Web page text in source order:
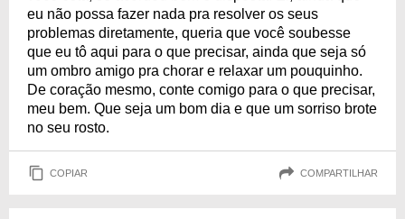
eu não possa fazer nada pra resolver os seus
problemas diretamente, queria que você soubesse
que eu tô aqui para o que precisar, ainda que seja só
um ombro amigo pra chorar e relaxar um pouquinho.
De coração mesmo, conte comigo para o que precisar,
meu bem. Que seja um bom dia e que um sorriso brote
no seu rosto.
COPIAR COMPARTILHAR